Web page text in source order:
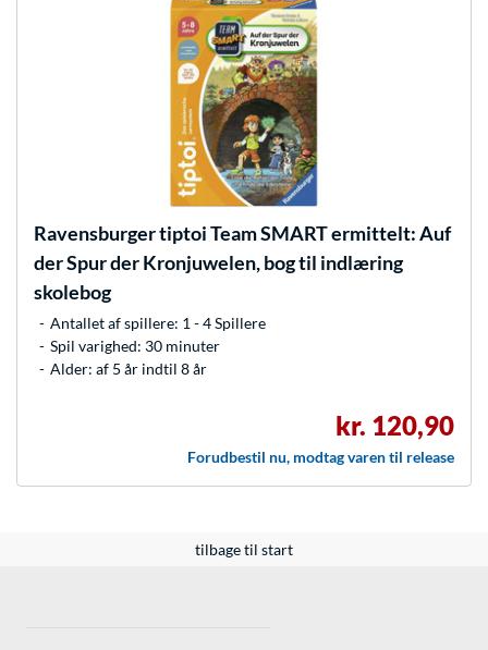
Ravensburgertiptoi Team SMART ermittelt: Auf
der Spur der Kronjuwelen, bog til indlæring
skolebog
Antallet af spillere: 1 - 4 Spillere
Spil varighed: 30 minuter
Alder: af 5 år indtil 8 år
kr. 120,90
Forudbestil nu, modtag varen til release
tilbage til start